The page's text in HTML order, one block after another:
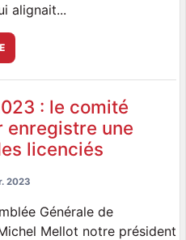
alignait...
: le comité
enregistre une
licenciés
2023
Générale de
Mellot notre président